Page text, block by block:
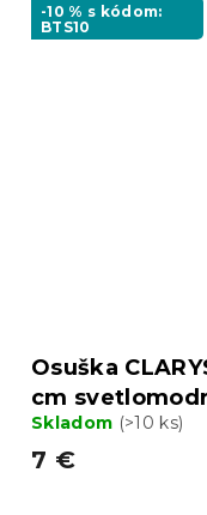
-10 % s kódom:
BTS10
Osuška
cm
Skladom (>10 ks)
7 €